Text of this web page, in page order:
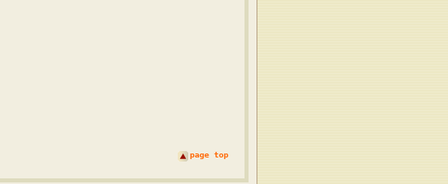
page top